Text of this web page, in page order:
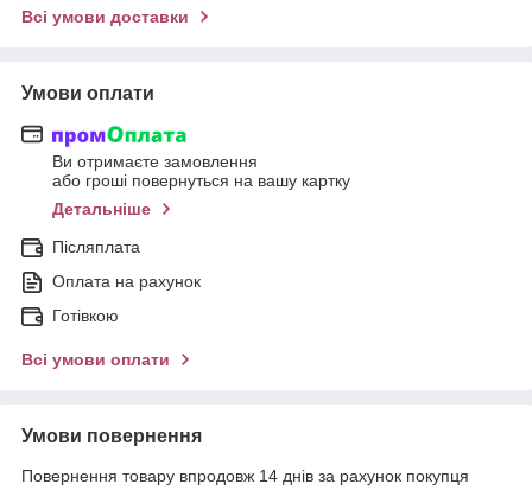
Всі умови доставки
Умови оплати
Ви отримаєте замовлення
або гроші повернуться на вашу картку
Детальніше
Післяплата
Оплата на рахунок
Готівкою
Всі умови оплати
Умови повернення
Повернення товару впродовж 14 днів за рахунок покупця